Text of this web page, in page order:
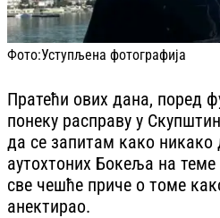
Фото:Уступљена фотографија
Пратећи ових дана, поред
понеку расправу у
да се запитам како никако
аутохтоних Бокеља на теме
све чешће приче о томе
анектирао.